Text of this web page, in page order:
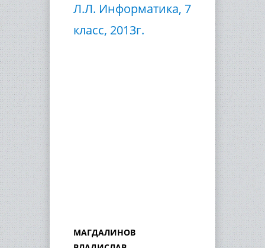
Л.Л. Информатика, 7
класс, 2013г.
МАГДАЛИНОВ